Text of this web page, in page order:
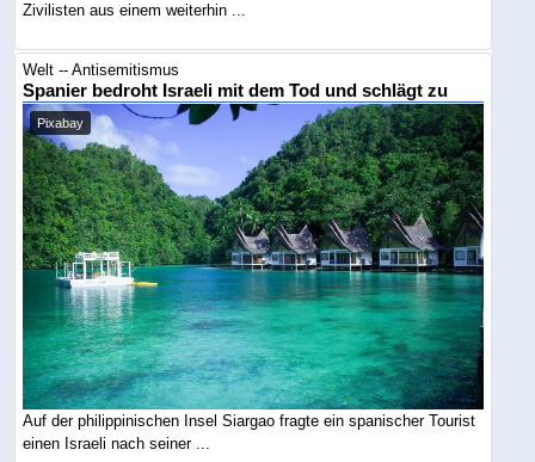
Zivilisten aus einem weiterhin ...
Welt -- Antisemitismus
Spanier bedroht Israeli mit dem Tod und schlägt zu
Pixabay
Auf der philippinischen Insel Siargao fragte ein spanischer Tourist
einen Israeli nach seiner ...